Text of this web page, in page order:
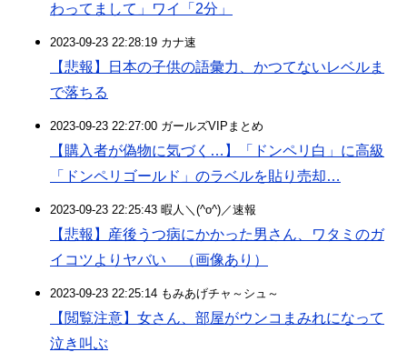
わってまして」ワイ「2分」
2023-09-23 22:28:19 カナ速
【悲報】日本の子供の語彙力、かつてないレベルま
で落ちる
2023-09-23 22:27:00 ガールズVIPまとめ
【購入者が偽物に気づく…】「ドンペリ白」に高級
「ドンペリゴールド」のラベルを貼り売却…
2023-09-23 22:25:43 暇人＼(^o^)／速報
【悲報】産後うつ病にかかった男さん、ワタミのガ
イコツよりヤバい （画像あり）
2023-09-23 22:25:14 もみあげチャ～シュ～
【閲覧注意】女さん、部屋がウンコまみれになって
泣き叫ぶ